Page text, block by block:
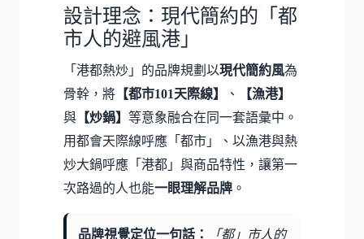
設計理念：現代簡約的「都
市人的避風港」
「港都熱炒」的品牌規劃以現代簡約風為
骨幹，將 【都市101天際線】 、
【漁港】
與 【炒鍋】 等意象融合在同一套語彙中。
用都會天際線呼應「都市」、以漁港與熱
炒大鍋呼應「港都」與商品特性，讓第一
次路過的人也能一眼理解品牌 。
品牌視覺定位一句話：
「都」市人的